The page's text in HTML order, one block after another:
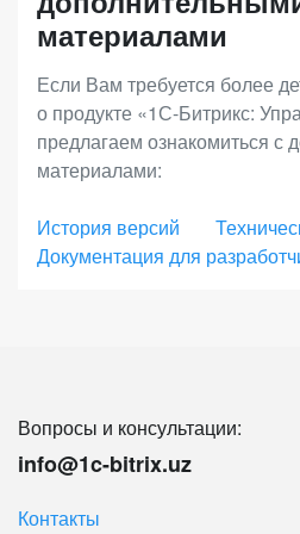
аффилиатские
расширенную отчетность.
«Энтерпрайз»–
функциональностью для
интернет-магазинов,
федеральных сетей.
онлайн-продажи во всех
Энтерпрайз - это
отказоустойчивое
материалами
Если Вам требуется более
о продукте «1С-Битрикс:
предлагаем ознакомиться с
материалами:
История версий
Документация для
Вопросы и консультации:
info@1c-bitrix.uz
Контакты